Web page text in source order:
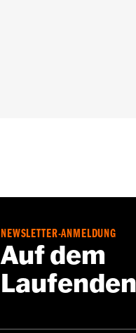
NEWSLETTER-ANMELDUNG
Auf dem